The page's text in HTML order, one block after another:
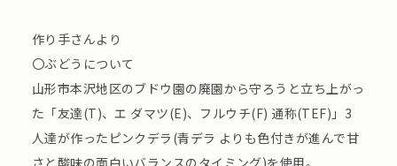
作り手さんより
〇ぶどうについて
山形市本沢地区のブドウ園の廃園から守ろうと立ち上がっ
た「友達(T)、エ ダマツ(E)、フルウチ(F) 通称(TEF)」3
人達が作ったピンクデラ(⻘デラ よりも色付きが進んで甘